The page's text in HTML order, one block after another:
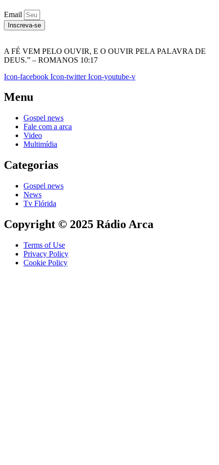
Email
Inscreva-se
A FÉ VEM PELO OUVIR, E O OUVIR PELA PALAVRA DE
DEUS.” – ROMANOS 10:17
Icon-facebook Icon-twitter Icon-youtube-v
Menu
Gospel news
Fale com a arca
Video
Multimídia
Categorias
Gospel news
News
Tv Flórida
Copyright © 2025 Rádio Arca
Terms of Use
Privacy Policy
Cookie Policy